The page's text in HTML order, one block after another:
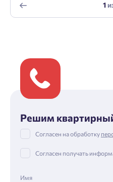
1
Решим
Согласен на обработку
Согласен получать
Имя